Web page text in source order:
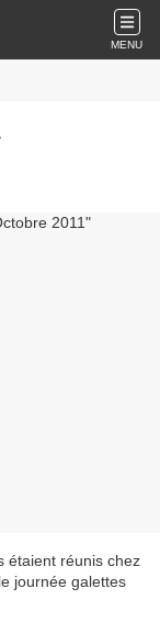
MENU
étaient réunis chez
journée galettes